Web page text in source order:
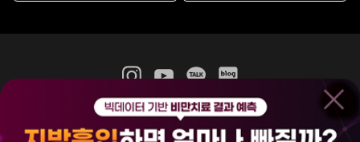
365mc 병·의원 이용약관
홈페이지 이용약관
비급여진료수가